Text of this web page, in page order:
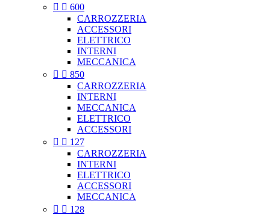
  600
CARROZZERIA
ACCESSORI
ELETTRICO
INTERNI
MECCANICA
  850
CARROZZERIA
INTERNI
MECCANICA
ELETTRICO
ACCESSORI
  127
CARROZZERIA
INTERNI
ELETTRICO
ACCESSORI
MECCANICA
  128